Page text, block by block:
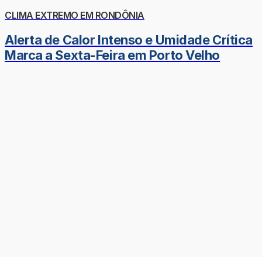
CLIMA EXTREMO EM RONDÔNIA
Alerta de Calor Intenso e Umidade Crítica
Marca a Sexta-Feira em Porto Velho